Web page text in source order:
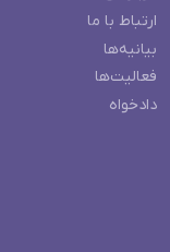
ارتباط با ما
بیانیه‌ها
فعالیت‌ها
دادخواه